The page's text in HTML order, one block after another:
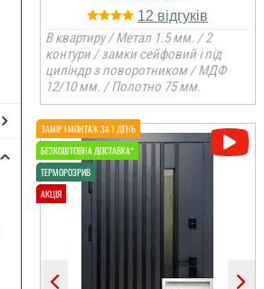
12
В квартиру / Метал 1.5 мм. / 2
контури / замки сейфовий і під
циліндр з поворотником / МДФ
12/10 мм. / Полотно 75 мм.